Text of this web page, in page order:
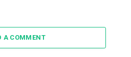
A COMMENT